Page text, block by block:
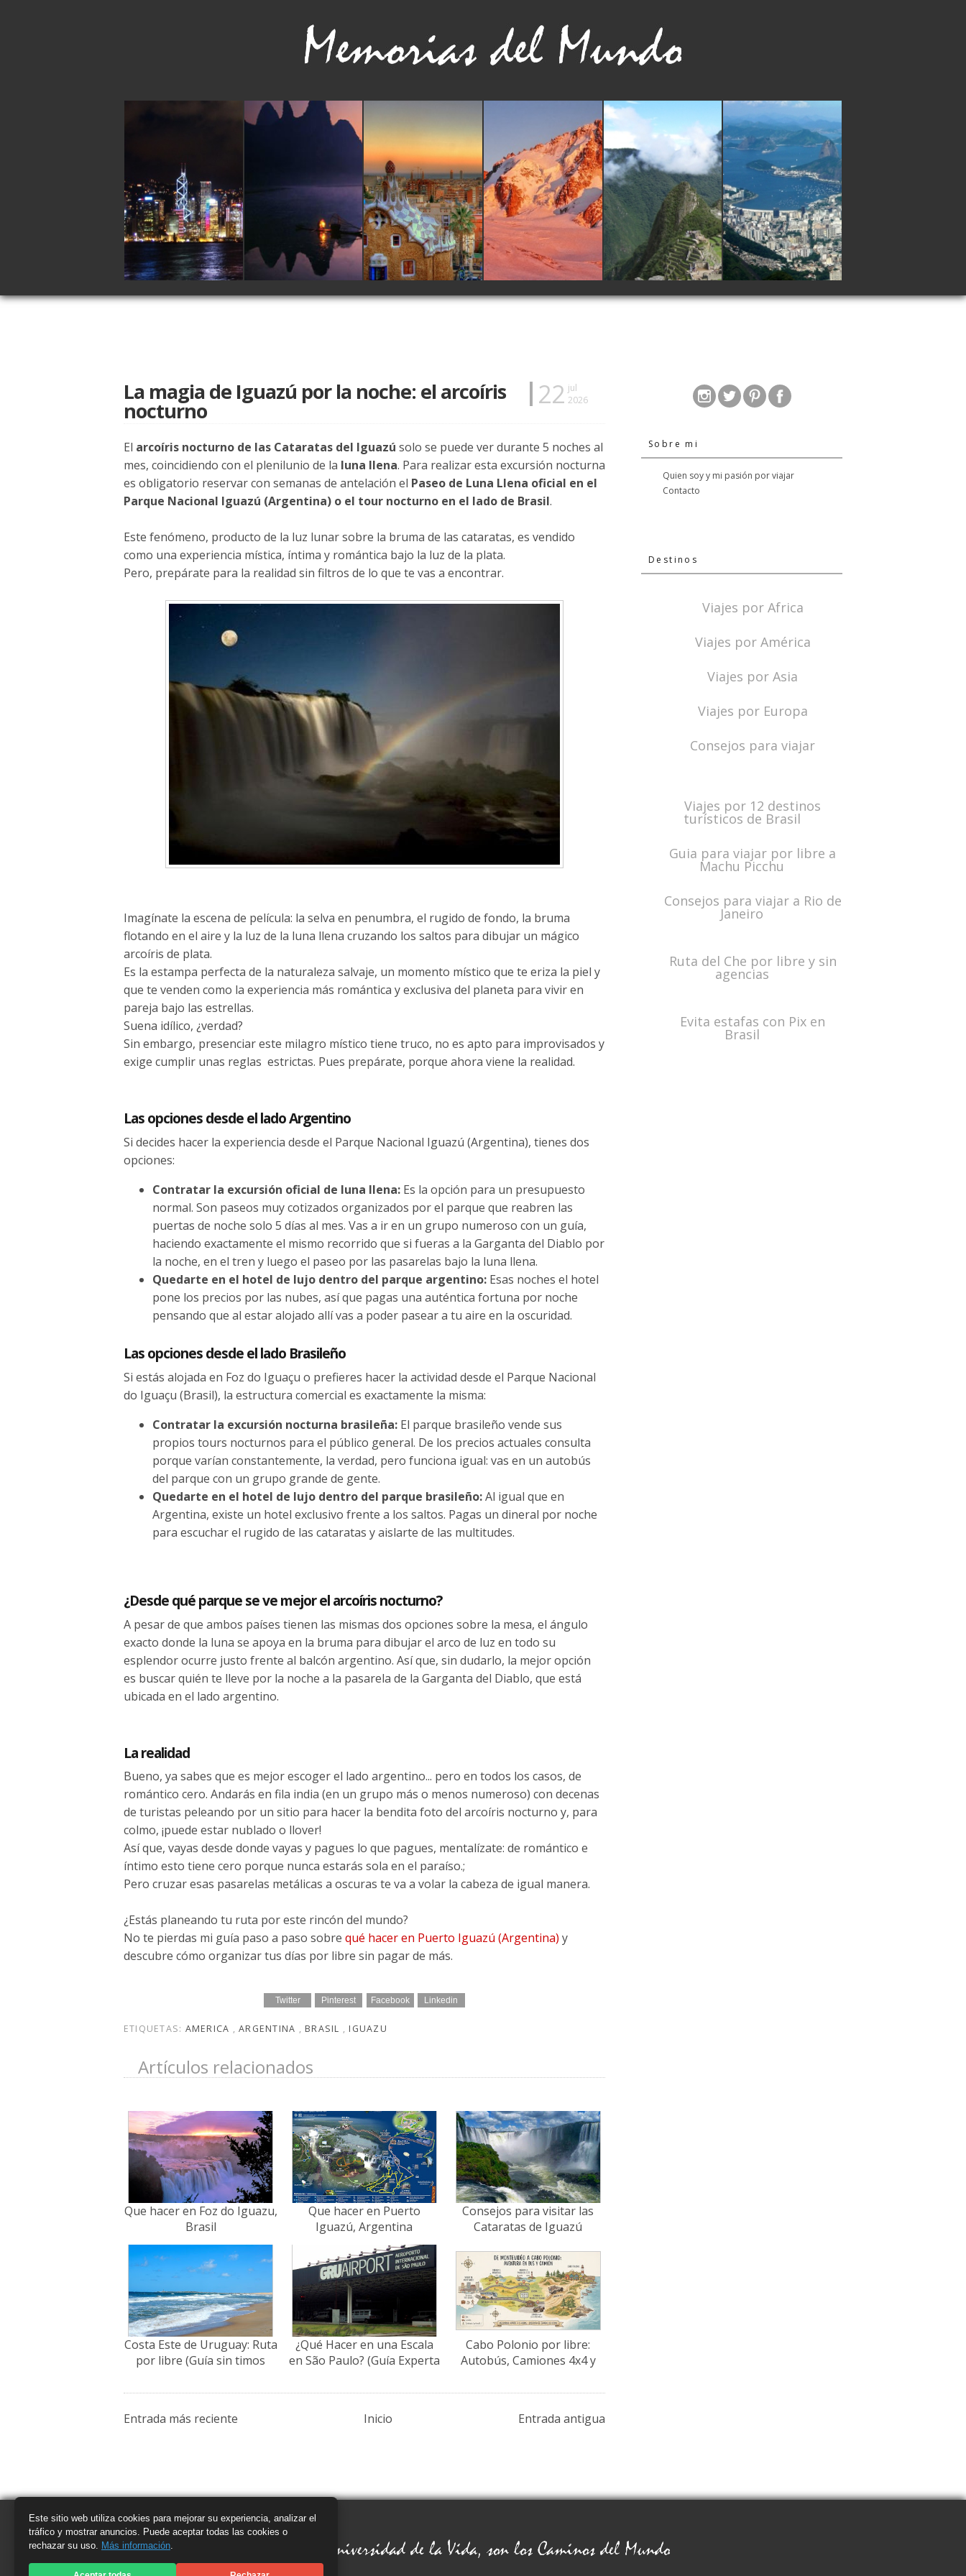
22 jul
2026
La magia de Iguazú por la noche: el arcoíris
nocturno
El arcoíris nocturno de las Cataratas del Iguazú solo se puede ver durante 5 noches al
mes, coincidiendo con el plenilunio de la luna llena. Para realizar esta excursión nocturna
es obligatorio reservar con semanas de antelación el Paseo de Luna Llena oficial en el
Parque Nacional Iguazú (Argentina) o el tour nocturno en el lado de Brasil.
Este fenómeno, producto de la luz lunar sobre la bruma de las cataratas, es vendido
como una experiencia mística, íntima y romántica bajo la luz de la plata.
Pero, prepárate para la realidad sin filtros de lo que te vas a encontrar.
Imagínate la escena de película: la selva en penumbra, el rugido de fondo, la bruma
flotando en el aire y la luz de la luna llena cruzando los saltos para dibujar un mágico
arcoíris de plata.
Es la estampa perfecta de la naturaleza salvaje, un momento místico que te eriza la piel y
que te venden como la experiencia más romántica y exclusiva del planeta para vivir en
pareja bajo las estrellas.
Suena idílico, ¿verdad?
Sin embargo, presenciar este milagro místico tiene truco, no es apto para improvisados y
exige cumplir unas reglas estrictas. Pues prepárate, porque ahora viene la realidad.
Las opciones desde el lado Argentino
Si decides hacer la experiencia desde el Parque Nacional Iguazú (Argentina), tienes dos
opciones:
Contratar la excursión oficial de luna llena: Es la opción para un presupuesto
normal. Son paseos muy cotizados organizados por el parque que reabren las
puertas de noche solo 5 días al mes. Vas a ir en un grupo numeroso con un guía,
haciendo exactamente el mismo recorrido que si fueras a la Garganta del Diablo por
la noche, en el tren y luego el paseo por las pasarelas bajo la luna llena.
Quedarte en el hotel de lujo dentro del parque argentino: Esas noches el hotel
pone los precios por las nubes, así que pagas una auténtica fortuna por noche
pensando que al estar alojado allí vas a poder pasear a tu aire en la oscuridad.
Las opciones desde el lado Brasileño
Si estás alojada en Foz do Iguaçu o prefieres hacer la actividad desde el Parque Nacional
do Iguaçu (Brasil), la estructura comercial es exactamente la misma:
Contratar la excursión nocturna brasileña: El parque brasileño vende sus
propios tours nocturnos para el público general. De los precios actuales consulta
porque varían constantemente, la verdad, pero funciona igual: vas en un autobús
del parque con un grupo grande de gente.
Quedarte en el hotel de lujo dentro del parque brasileño:Al igual que en
Argentina, existe un hotel exclusivo frente a los saltos. Pagas un dineral por noche
para escuchar el rugido de las cataratas y aislarte de las multitudes.
¿Desde qué parque se ve mejor el arcoíris nocturno?
A pesar de que ambos países tienen las mismas dos opciones sobre la mesa, el ángulo
exacto donde la luna se apoya en la bruma para dibujar el arco de luz en todo su
esplendor ocurre justo frente al balcón argentino. Así que, sin dudarlo, la mejor opción
es buscar quién te lleve por la noche a la pasarela de la Garganta del Diablo, que está
ubicada en el lado argentino.
La realidad
Bueno, ya sabes que es mejor escoger el lado argentino... pero en todos los casos, de
romántico cero. Andarás en fila india (en un grupo más o menos numeroso) con decenas
de turistas peleando por un sitio para hacer la bendita foto del arcoíris nocturno y, para
colmo, ¡puede estar nublado o llover!
Así que, vayas desde donde vayas y pagues lo que pagues, mentalízate: de romántico e
íntimo esto tiene cero porque nunca estarás sola en el paraíso.;
Pero cruzar esas pasarelas metálicas a oscuras te va a volar la cabeza de igual manera.
¿Estás planeando tu ruta por este rincón del mundo?
No te pierdas mi guía paso a paso sobre qué hacer en Puerto Iguazú (Argentina) y
descubre cómo organizar tus días por libre sin pagar de más.
Twitter Pinterest Facebook Linkedin
ETIQUETAS: AMERICA ,ARGENTINA , BRASIL , IGUAZU
Artículos relacionados
Que hacer en Foz do Iguazu,
Brasil
Que hacer en Puerto
Iguazú, Argentina
Consejos para visitar las
Cataratas de Iguazú
Costa Este de Uruguay: Ruta
por libre (Guía sin timos
¿Qué Hacer en una Escala
en São Paulo? (Guía Experta
Cabo Polonio por libre:
Autobús, Camiones 4x4 y
Entrada más reciente Entrada antigua
Inicio
Sobre mi
Quien soy y mi pasión por viajar
Contacto
Destinos
Viajes por Africa
Viajes por América
Viajes por Asia
Viajes por Europa
Consejos para viajar
Viajes por 12 destinos
turísticos de Brasil
Guia para viajar por libre a
Machu Picchu
Consejos para viajar a Rio de
Janeiro
Ruta del Che por libre y sin
agencias
Evita estafas con Pix en
Brasil
Este sitio web utiliza cookies para mejorar su experiencia, analizar el
tráfico y mostrar anuncios. Puede aceptar todas las cookies o
rechazar su uso. Más información.